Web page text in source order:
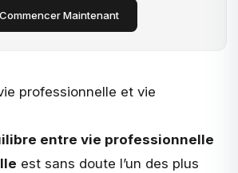
Commencer Maintenant
professionnelle et vie
entre vie professionnelle
est sans doute l’un des plus